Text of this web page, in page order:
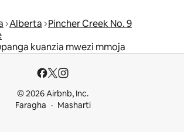
Alberta Pincher Creek No. 9
kuanzia mwezi mmoja
© 2026 Airbnb, Inc.
Faragha
Masharti